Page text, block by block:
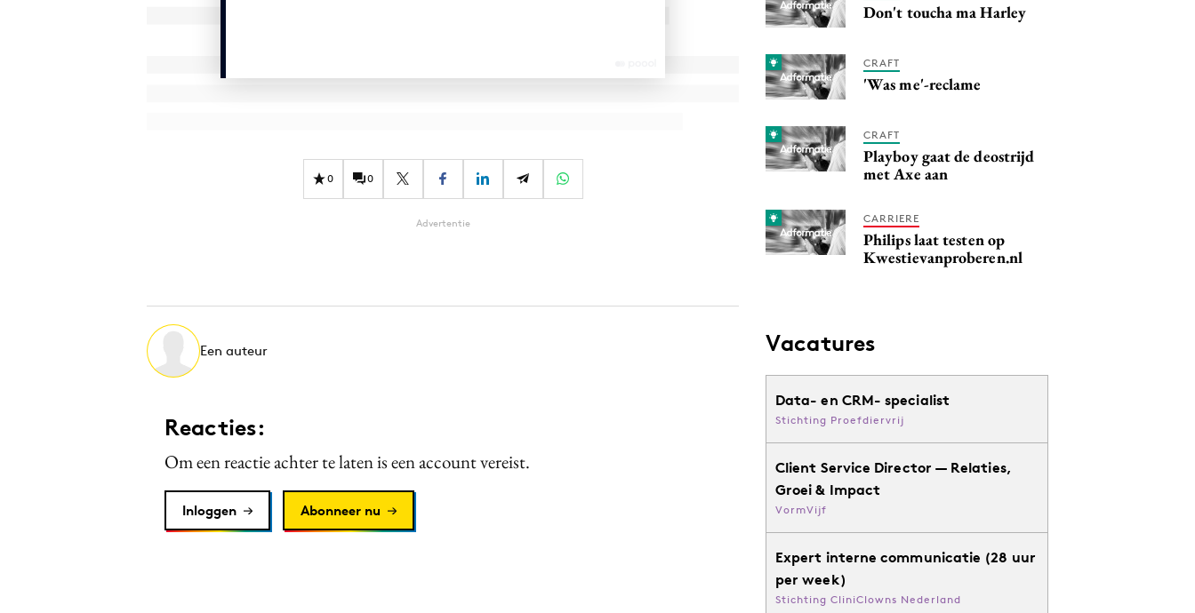
0 0
Advertentie
Een auteur
Reacties:
Om een reactie achter te laten is een account vereist.
Inloggen Abonneer nu
Don't toucha ma Harley
CRAFT
'Was me'-reclame
CRAFT
Playboy gaat de deostrijd
met Axe aan
CARRIERE
Philips laat testen op
Kwestievanproberen.nl
Vacatures
Data- en CRM- specialist
Stichting Proefdiervrij
Client Service Director — Relaties,
Groei & Impact
VormVijf
Expert interne communicatie (28 uur
per week)
Stichting CliniClowns Nederland